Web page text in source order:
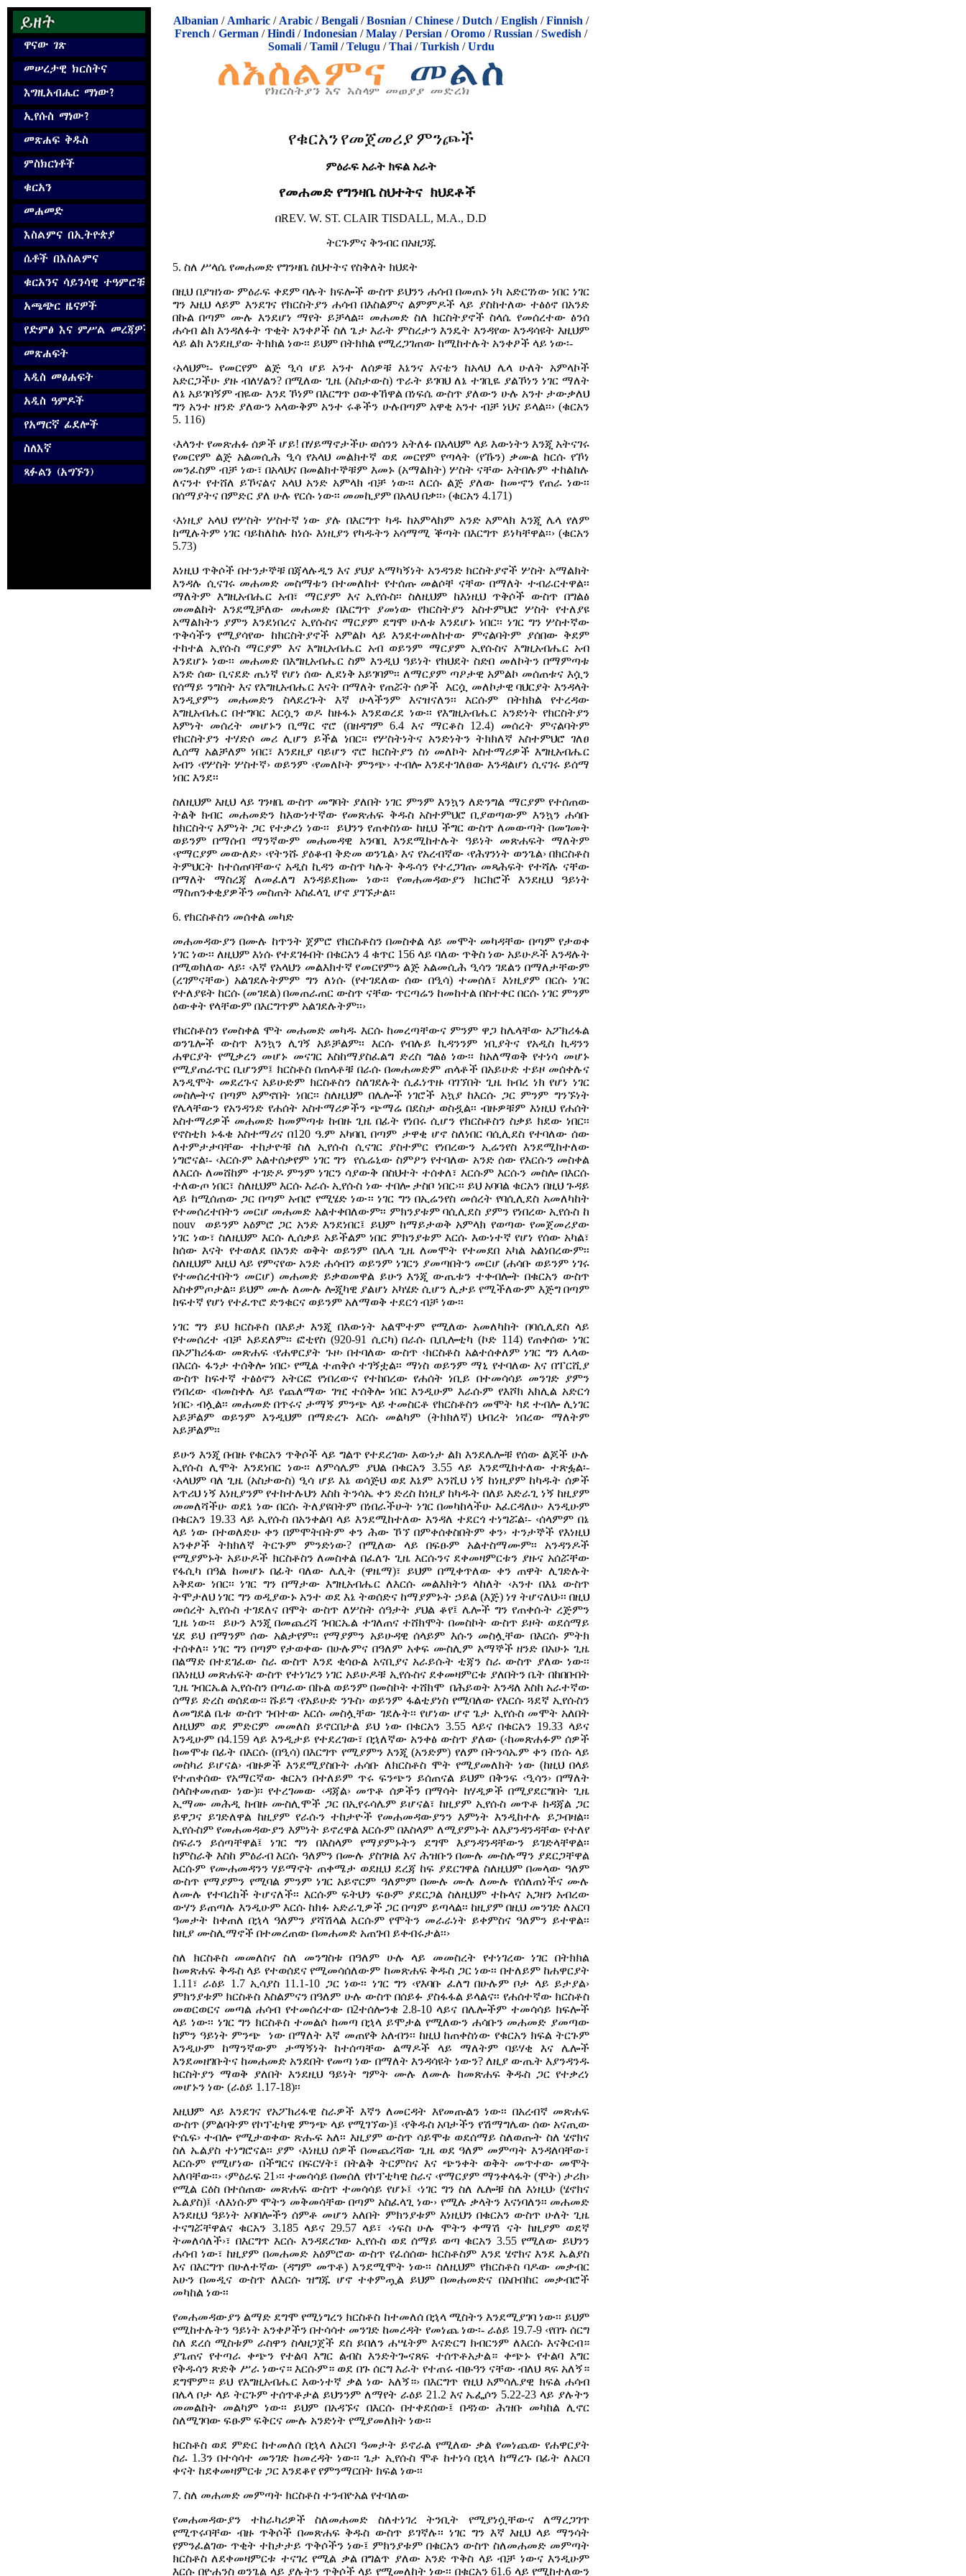
Albanian / Amharic / Arabic /Bengali /Bosnian /Chinese /Dutch /English /Finnish /
French /German /Hindi /Indonesian /Malay /Persian /Oromo /Russian /Swedish /
Somali/Tamil/Telugu /Thai/Turkish /Urdu
የቁርአን የመጀመሪያ ምንጮች
ምዕራፍ አራት ክፍል አራት
የመሐመድ የግንዛቤ ስህተትና ክህደቶች
በREV. W. ST. CLAIR TISDALL, M.A., D.D
ትርጉምና ቅንብር በአዘጋጁ
5. ስለ ሥላሴ የመሐመድ የግንዛቤ ስህተትና የስቅለት ክህደት
በዚህ በያዝነው ምዕራፍ ቀደም ባሉት ክፍሎች ውስጥ ይህንን ሐሳብ በመጠኑ ነካ አድርገነው ነበር ነገር
ግን እዚህ ላይም እንደገና የክርስትያን ሐሳብ በእስልምና ልምምዶች ላይ ያስከተለው ተፅዕኖ በአንድ
በኩል በጣም ሙሉ እንደሆነ ማየት ይቻላል፡፡ መሐመድ ስለ ክርስትያኖች ስላሴ የመሰረተው ፅንሰ
ሐሳብ ልክ እንዳለፉት ጥቂት አንቀፆች ስለ ጌታ እራት ምስረታን እንዴት እንዳየው እንዳሳዩት እዚህም
ላይ ልክ እንደዚያው ትክክል ነው፡፡ ይህም በትክክል የሚረጋገጠው ከሚከተሉት አንቀፆች ላይ ነው፡-
‹አላህም፡- የመርየም ልጅ ዒሳ ሆይ አንተ ለሰዎቹ እኔንና እናቴን ከአላህ ሌላ ሁለት አምላኮች
አድርጋችሁ ያዙ ብለሃልን? በሚለው ጊዜ (አስታውስ) ጥራት ይገባህ ለኔ ተገቢዬ ያልኾነን ነገር ማለት
ለኔ አይገባኝም ብዬው እንደ ኾነም በእርግጥ ዐውቀኸዋል በነፍሴ ውስጥ ያለውን ሁሉ አንተ ታውቃለህ
ግን አንተ ዘንድ ያለውን አላውቅም አንተ ሩቆችን ሁሉበጣም አዋቂ አንተ ብቻ ነህና ይላል፡፡› (ቁርአን
5. 116)
‹እላንተ የመጽሐፉ ሰዎች ሆይ! በሃይማኖታችሁ ወሰንን አትለፉ በአላህም ላይ እውነትን እንጂ አትናገሩ
የመርየም ልጅ አልመሲሕ ዒሳ የአላህ መልክተኛ ወደ መርየም የጣላት (የኹን) ቃሙል ከርሱ የኾነ
መንፈስም ብቻ ነው፣ በአላህና በመልክተኞቹም እመኑ (አማልክት) ሦስት ናቸው አትበሉም ተከልከሉ
ለናንተ የተሸለ ይኾናልና አላህ አንድ አምላክ ብቻ ነው፡፡ ለርሱ ልጅ ያለው ከመኆን የጠራ ነው፡፡
በሰማያትና በምድር ያለ ሁሉ የርሱ ነው፡፡ መመኪያም በአላህ በቃ፡፡› (ቁርአን 4.171)
‹እነዚያ አላህ የሦስት ሦስተኛ ነው ያሉ በእርግጥ ካዱ ከአምላክም አንድ አምላክ እንጂ ሌላ የለም
ከሚሉትም ነገር ባይከለከሉ ከነሱ እነዚያን የካዱትን አሳማሚ ቕጣት በእርግጥ ይነካቸዋል፡፡› (ቁርአን
5.73)
እነዚህ ጥቅሶች በተንታኞቹ በጃላሉዲን እና ያህያ አማካኝነት አንዳንድ ክርስትያኖች ሦስት አማልክት
እንዳሉ ሲናገሩ መሐመድ መስማቱን በተመለከተ የተሰጡ መልሶቸ ናቸው በማለት ተብራርተዋል፡፡
ማለትም እግዚአብሔር አብ፣ ማርያም እና ኢየሱስ፡፡ ስለዚህም ከእነዚህ ጥቅሶች ውስጥ በግልፅ
መመልከት እንደሚቻለው መሐመድ በእርግጥ ያመነው የክርስትያን አስተምህሮ ሦስት የተለያዩ
አማልክትን ያምን እንደነበረና ኢየሱስና ማርያም ደግሞ ሁለቱ እንደሆኑ ነበር፡፡ ነገር ግን ሦስተኛው
ጥቅሳችን የሚያሳየው ከክርስትያኖች አምልኮ ላይ እንደተመለከተው ምናልባትም ያሰበው ቅደም
ተከተል ኢየሱስ ማርያም እና እግዚአብሔር አብ ወይንም ማርያም ኢየሱስና እግዚአብሔር አብ
እንደሆኑ ነው፡፡ መሐመድ በእግዚአብሔር ስም እንዲህ ዓይነት የክህደት ስድበ መለኮትን በማምጣቱ
አንድ ሰው ቢናደድ ጤነኛ የሆነ ሰው ሊደነቅ አይገባም፡፡ ለማርያም ጣዖታዊ አምልኮ መሰጠቱና እሷን
የሰማይ ንግስት እና የእግዚአብሔር እናት በማለት የጠሯት ሰዎች እርሷ መለኮታዊ ባህርያት እንዳላት
እንዲያምን መሐመድን ስላደረጉት እኛ ሁላችንም እናዝናለን፡፡ እርሱም በትክክል የተረዳው
እግዚአብሔር በተግባር እርሷን ወዶ ከዙፋኑ እንደወረደ ነው፡፡ የእግዚአብሔር አንድነት የክርስትያን
እምነት መሰረት መሆኑን ቢማር ኖሮ (በዘዳግም 6.4 እና ማርቆስ 12.4) መሰረት ምናልባትም
የክርስትያን ተሃድሶ መሪ ሊሆን ይችል ነበር፡፡ የሦስትነትና አንድነትን ትክክለኛ አስተምህሮ ገለፀ
ሊሰማ አልቻለም ነበር፣ እንደዚያ ባይሆን ኖሮ ክርስትያን ስነ መለኮት አስተማሪዎች እግዚአብሔር
አብን ‹የሦስት ሦስተኛ› ወይንም ‹የመለኮት ምንጭ› ተብሎ እንደተገለፀው እንዳልሆነ ሲናገሩ ይሰማ
ነበር እንደ፡፡
ስለዚህም እዚህ ላይ ገንዛቤ ውስጥ መግባት ያለበት ነገር ምንም እንኳን ለድንግል ማርያም የተሰጠው
ትልቅ ክብር መሐመድን ከእውነተኛው የመጽሐፍ ቅዱስ አስተምህሮ ቢያወጣውም እንኳን ሐሳቡ
ከክርስትና እምነት ጋር የተቃረነ ነው፡፡ ይህንን የጠቀስነው ከዚህ ችግር ውስጥ ለመውጣት በመገመት
ወይንም በማሰብ ማንኛውም መሐመዳዊ አንባቢ እንደሚከተሉት ዓይነት መጽሐፍት ማለትም
‹የማርያም መውለድ› ‹የትንሹ ያዕቆብ ቅድመ ወንጌል› እና የአረብኛው ‹የሕፃንነት ወንጌል› በክርስቶስ
ትምህርት ከተሰጠባቸውና አዲስ ኪዳን ውስጥ ካሉት ቅዱሳን የተረጋገጡ መጻሕፍት የተሻሉ ናቸው
በማለት ማስረጃ ለመፈለግ እንዳይደክሙ ነው፡፡ የመሐመዳውያን ክርክሮች እንደዚህ ዓይነት
ማስጠንቀቂያዎችን መስጠት አስፈላጊ ሆኖ ያገኙታል፡፡
6. የክርስቶስን መሰቀል መካድ
መሐመዳውያን በሙሉ ከጥንት ጀምሮ የክርስቶስን በመስቀል ላይ መሞት መካዳቸው በጣም የታወቀ
ነገር ነው፡፡ ለዚህም እነሱ የተደገፉበት በቁርአን 4 ቁጥር 156 ላይ ባለው ጥቅስ ነው አይሁዶች እንዳሉት
በሚወክለው ላይ፡ ‹እኛ የአላህን መልእክተኛ የመርየምን ልጅ አልመሲሕ ዒሳን ገደልን በማለታቸውም
(ረገምናቸው) አልገደሉትምም ግን ለነሱ (የተገደለው ሰው በዒሳ) ተመሰለ፣ እነዚያም በርሱ ነገር
የተለያዩት ከርሱ (መገደል) በመጠራጠር ውስጥ ናቸው ጥርጣሬን ከመከተል በስተቀር በርሱ ነገር ምንም
ዕውቀት የላቸውም በእርግጥም አልገደሉትም፡፡›
የክርስቶስን የመስቀል ሞት መሐመድ መካዱ እርሱ ከመረጣቸውና ምንም ዋጋ ከሌላቸው አፖክሪፋል
ወንጌሎች ውስጥ እንኳን ሊገኝ አይቻልም፡፡ እርሱ የብሉይ ኪዳንንም ነቢያትና የአዲስ ኪዳንን
ሐዋርያት የሚቃረን መሆኑ መናገር እስከማያስፈልግ ድረስ ግልፅ ነው፡፡ ከአለማወቅ የተነሳ መሆኑ
የሚያጠራጥር ቢሆንም፤ ክርስቶስ በጠላቶቹ በራሱ በመሐመድም ጠላቶች በአይሁድ ተይዞ መሰቀሉና
እንዲሞት መደረጉና አይሁድም ክርስቶስን ስለገደሉት ሲፈነጥዙ ባገኘበት ጊዜ ክብረ ነክ የሆነ ነገር
መስሎትና በጣም አምኖበት ነበር፡፡ ስለዚህም በሌሎች ነገሮች አኳያ ከእርሱ ጋር ምንም ግንኙነት
የሌላቸውን የአንዳንድ የሐሰት አስተማሪዎችን ጭማሬ በደስታ ወስዷል፡፡ ብዙዎቹም እነዚህ የሐሰት
አስተማሪዎች መሐመድ ከመምጣቱ ከብዙ ጊዜ በፊት የነበሩ ሲሆን የክርስቶስን ስቃይ ክደው ነበር፡፡
የኖስቲክ ኑፋቄ አስተማሪና በ120 ዓ.ም አካባቢ በጣም ታዋቂ ሆኖ ስለነበር ባሲሊደስ የተባለው ሰው
ለተምታታባቸው ተከታዮቹ ስለ ኢየሱስ ሲናገር ያስተምር የነበረውን ኢሬንየስ እንደሚከተለው
ነግሮናል፡- ‹እርሱም አልተሰቃየም ነገር ግን የሴሬኒው ስምዖን የተባለው አንድ ሰው የእርሱን መስቀል
ለእርሱ ለመሸከም ተገድዶ ምንም ነገርን ሳያውቅ በስህተት ተሰቀለ፣ እርሱም እርሱን መስሎ በእርሱ
ተለውጦ ነበር፣ ስለዚህም እርሱ እራሱ ኢየሱስ ነው ተበሎ ታስቦ ነበር›፡፡ ይህ አባባል ቁርአን በዚህ ጉዳይ
ላይ ከሚሰጠው ጋር በጣም አብሮ የሚሄድ ነው፡፡ ነገር ግን በኢሬንየስ መሰረት የባሲሊደስ አመለካከት
የተመሰረተበትን መርሆ መሐመድ አልተቀበለውም፡፡ ምክንያቱም ባሲሊደስ ያምን የነበረው ኢየሱስ ከ
nouv
ወይንም አዕምሮ ጋር አንድ እንደነበር፤ ይህም ከማይታወቅ አምላክ የወጣው የመጀመሪያው
ነገር ነው፣ ስለዚህም እርሱ ሊሰቃይ አይችልም ነበር ምክንያቱም እርሱ እውነተኛ የሆነ የሰው አካል፣
ከሰው እናት የተወለደ በአንድ ወቅት ወይንም በሌላ ጊዜ ለመሞት የተመደበ አካል አልነበረውም፡፡
ስለዚህም እዚህ ላይ የምናየው አንድ ሐሳብን ወይንም ነገርን ያመጣበትን መርሆ (ሐሳቡ ወይንም ነገሩ
የተመሰረተበትን መርሆ) መሐመድ ይቃወመዋል ይሁን እንጂ ውጤቱን ተቀብሎት በቁርአን ውስጥ
አስቀምጦታል፡፡ ይህም ሙሉ ለሙሉ ሎጂካዊ ያልሆነ አካሄድ ሲሆን ሊታይ የሚችለውም እጅግ በጣም
ከፍተኛ የሆነ የተፈጥሮ ድንቁርና ወይንም አለማወቅ ተደርጎ ብቻ ነው፡፡
ነገር ግን ይህ ክርስቶስ በእይታ እንጂ በእውነት አልሞተም የሚለው አመለካከት በባሲሊደስ ላይ
የተመሰረተ ብቻ አይደለም፡፡ ፎቲየስ (920-91 ሲርካ) በራሱ ቢቢሎቲካ (ኮድ 114) የጠቀሰው ነገር
በኦፖክሪፋው መጽሐፍ ‹የሐዋርያት ጉዞ› በተባለው ውስጥ ‹ክርስቶስ አልተሰቀለም ነገር ግን ሌላው
በእርሱ ፋንታ ተሰቅሎ ነበር› የሚል ተጠቅሶ ተገኝቷል፡፡ ማነስ ወይንም ማኒ የተባለው እና በፐርሺያ
ውስጥ ከፍተኛ ተፅዕኖን አትርፎ የነበረውና የተከበረው የሐሰት ነቢይ በተመሳሳይ መንገድ ያምን
የነበረው ‹በመስቀሉ ላይ የጨለማው ገዢ ተሰቅሎ ነበር እንዲሁም እራሱም የእሾክ አክሊል አድርጎ
ነበር› ብሏል፡፡ መሐመድ በጥሩና ታማኝ ምንጭ ላይ ተመስርቶ የክርስቶስን መሞት ካደ ተብሎ ሊነገር
አይቻልም ወይንም እንዲህም በማድረጉ እርሱ መልካም (ትክክለኛ) ህብረት ነበረው ማለትም
አይቻልም፡፡
ይሁን እንጂ በብዙ የቁርአን ጥቅሶች ላይ ግልጥ የተደረገው እውነታ ልክ እንደሌሎቹ የሰው ልጆች ሁሉ
ኢየሱስ ሊሞት እንደነበር ነው፡፡ ለምሳሌም ያህል በቁርአን 3.55 ላይ እንደሚከተለው ተጽፏል፡-
‹አላህም ባለ ጊዜ (አስታውስ) ዒሳ ሆይ እኔ ወሳጅህ ወደ እኔም አንሺህ ነኝ ከነዚያም ከካዱት ሰዎች
አጥሪህ ነኝ እነዚያንም የተከተሉህን እስከ ትንሳኤ ቀን ድረስ ከነዚያ ከካዱት በለይ አድራጊ ነኝ ከዚያም
መመለሻችሁ ወደኔ ነው በርሱ ትለያዩበትም በነበራችሁት ነገር በመካከላችሁ እፈርዳለሁ› እንዲሁም
በቁርአን 19.33 ላይ ኢየሱስ በአንቀልባ ላይ እንደሚከተለው እንዳለ ተደርጎ ተነግሯል፡- ‹ሰላምም በኔ
ላይ ነው በተወለድሁ ቀን በምሞትበትም ቀን ሕው ኾኘ በምቀሰቀስበትም ቀን› ተንታኞች የእነዚህ
አንቀፆች ትክክለኛ ትርጉም ምንድነው? በሚለው ላይ በፍፁም አልተስማሙም፡፡ አንዳንዶች
የሚያምኑት አይሁዶች ክርስቶስን ለመስቀል በፈለጉ ጊዜ እርሱንና ደቀመዛምርቱን ያዙና አሰሯቸው
የፋሲካ በዓል ከመሆኑ በፊት ባለው ሌሊት (ዋዜማ)፣ ይህም በሚቀጥለው ቀን ጠዋት ሊገድሉት
አቅደው ነበር፡፡ ነገር ግን በማታው እግዚአብሔር ለእርሱ መልእክትን ላከለት ‹አንተ በእኔ ውስጥ
ትሞታለህ ነገር ግን ወዲያውኑ አንተ ወደ እኔ ትወሰድና ከማያምኑት ኃይል (እጅ) ነፃ ትሆናለህ›፡፡ በዚህ
መሰረት ኢየሱስ ተገደለና በሞት ውስጥ ለሦስት ሰዓታት ያህል ቆየ፤ ሌሎች ግን የጠቀሱት ረጅምን
ጊዜ ነው፡፡ ይሁን እንጂ በመጨረሻ ገብርኤል ተገለጠና ተሸክሞት በመስኮት ውስጥ ይዞት ወደሰማይ
ሄደ ይህ በማንም ሰው አልታየም፡፡ የማያምን አይሁዳዊ ሰላይም እሱን መስሏቸው በእርሱ ምትክ
ተሰቀለ፡፡ ነገር ግን በጣም የታወቀው በሁሉምና በዓለም አቀፍ ሙስሊም አማኞች ዘንድ በአሁኑ ጊዜ
በልማድ በተደገፈው ስራ ውስጥ እንደ ቂሳዑል አናቢያና አራይሱት ቲጃን ስራ ውስጥ ያለው ነው፡፡
በእነዚህ መጽሐፍት ውስጥ የተነገረን ነገር አይሁዶቹ ኢየሱስና ደቀመዛምርቱ ያለበትን ቤት በከበቡበት
ጊዜ ገብርኤል ኢየሱስን በጣራው በኩል ወይንም በመስኮት ተሸክሞ በሕይወት እንዳለ እስከ አራተኛው
ሰማይ ድረስ ወሰደው፡፡ ሹይግ ‹የአይሁድ ንጉስ› ወይንም ፋልቲያነስ የሚባለው የእርሱ ጓደኛ ኢየሱስን
ለመግደል ቤቱ ውስጥ ገብተው እርሱ መስሏቸው ገደሉት፡፡ የሆነው ሆኖ ጌታ ኢየሱስ መሞት አለበት
ለዚህም ወደ ምድርም መመለስ ይኖርበታል ይህ ነው በቁርአን 3.55 ላይና በቁርአን 19.33 ላይና
እንዲሁም በ4.159 ላይ እንዲታይ የተደረገው፣ በኋለኛው አንቀፅ ውስጥ ያለው (‹ከመጽሐፉም ሰዎች
ከመሞቱ በፊት በእርሱ (በዒሳ) በእርግጥ የሚያምን እንጂ (አንድም) የለም በትንሳኤም ቀን በነሱ ላይ
መስካሪ ይሆናል› ብዙዎች እንደሚያስቡት ሐሳቡ ለክርስቶስ ሞት የሚያመለክት ነው (ከዚህ በላይ
የተጠቀሰው የአማርኛው ቁርአን በተለይም ጥሩ ፍንጭን ይሰጠናል ይህም በቅንፍ ‹ዒሳን› በማለት
ስላስቀመጠው ነው)፡፡የተረገመው ‹ዳጃል› መጥቶ ሰዎችን በማሳት ከሃዲዎች በሚያደርግበት ጊዜ
ኢማሙ መሕዲ ከብዙ ሙስሊሞች ጋር በኢየሩሳሌም ይሆናል፣ ከዚያም ኢየሱስ መጥቶ ከዳጃል ጋር
ይዋጋና ይገድለዋል ከዚያም የራሱን ተከታዮች የመሐመዳውያንን እምነት እንዲከተሉ ይጋብዛል፡፡
ኢየሱስም የመሐመዳውያን እምነት ይኖረዋል እርሱም በእስላም ለሚያምኑት ለእያንዳንዳቸው የተለየ
ስፍራን ይሰጣቸዋል፤ ነገር ግን በእስላም የማያምኑትን ደግሞ እያንዳንዳቸውን ይገድላቸዋል፡፡
ከምስራቅ እስከ ምዕራብ እርሱ ዓለምን በሙሉ ያስገዛል እና ሕዝቡን በሙሉ ሙስሉማን ያደርጋቸዋል
እርሱም የሙሐመዳንን ሃይማኖት ጠቀሜታ ወደዚህ ደረጃ ከፍ ያደርገዋል ስለዚህም በመላው ዓለም
ውስጥ የማያምን የሚባል ምንም ነገር አይኖርም ዓለምም በሙሉ ሙሉ ለሙሉ የሰለጠነችና ሙሉ
ለሙሉ የተባረከች ትሆናለች፡፡ እርሱም ፍትህን ፍፁም ያደርጋል ስለዚህም ተኩላና አጋዘን አብረው
ውሃን ይጠጣሉ እንዲሁም እርሱ ከክፉ አድራጊዎች ጋር በጣም ይጣላል፡፡ ከዚያም በዚህ መንገድ ለአርባ
ዓመታት ከቀጠለ በኋላ ዓለምን ያሻሽላል እርሱም የሞትን መራራነት ይቀምስና ዓለምን ይተዋል፡፡
ከዚያ ሙስሊማኖች በተመረጠው በመሐመድ አጠገብ ይቀብሩታል፡፡›
ስለ ክርስቶስ መመለስና ስለ መንግስቱ በዓለም ሁሉ ላይ መመስረት የተነገረው ነገር በትክክል
ከመጽሐፍ ቅዱስ ላይ የተወሰደና የሚመሳሰለውም ከመጽሐፍ ቅዱስ ጋር ነው፡፡ በተለይም ከሐዋርያት
1.11፣ ራዕይ 1.7 ኢሳያስ 11.1-10 ጋር ነው፡፡ ነገር ግን ‹የእባቡ ፈለግ በሁሉም ቦታ ላይ ይታያል›
ምክንያቱም ክርስቶስ እስልምናን በዓለም ሁሉ ውስጥ በሰይፉ ያስፋፋል ይላልና፡፡ የሐሰተኛው ክርስቶስ
መወርወርና መጣል ሐሳብ የተመሰረተው በ2ተሰሎንቄ 2.8-10 ላይና በሌሎችም ተመሳሳይ ክፍሎች
ላይ ነው፡፡ ነገር ግን ክርስቶስ ተመልሶ ከመጣ በኋላ ይሞታል የሚለውን ሐሳቡን መሐመድ ያመጣው
ከምን ዓይነት ምንጭ ነው በማለት እኛ መጠየቅ አለብን፡፡ ከዚህ ከጠቀስነው የቁርአን ክፍል ትርጉም
እንዲሁም ከማንኛውም ታማኝነት ከተሰጣቸው ልማዶች ላይ ማለትም ባይሃቂ እና ሌሎች
እንደመዘገቡትና ከመሐመድ አንደበት የመጣ ነው በማለት እንዳሳዩት ነውን? ለዚያ ውጤት እያንዳንዱ
ክርስትያን ማወቅ ያለበት እንደዚህ ዓይነት ግምት ሙሉ ለሙሉ ከመጽሐፍ ቅዱስ ጋር የተቃረነ
መሆኑን ነው (ራዕይ 1.17-18)፡፡
እዚህም ላይ እንደገና የአፖክሪፋዊ ስራዎች እኛን ለመርዳት እየመጡልን ነው፡፡ በአረብኛ መጽሐፍ
ውስጥ (ምልባትም የኮፕቲካዊ ምንጭ ላይ የሚገኘው)፤ ‹የቅዱስ አባታችን የሽማግሌው ሰው አናጢው
ዮሴፍ› ተብሎ የሚታወቀው ጽሑፍ አለ፡፡ እዚያም ውስጥ ሳይሞቱ ወደሰማይ ስለወጡት ስለ ሄኖክና
ስለ ኤልያስ ተነግሮናል፡፡ ያም ‹እነዚህ ሰዎች በመጨረሻው ጊዜ ወደ ዓለም መምጣት እንዳለባቸው፣
እርሱም የሚሆነው በችግርና በፍርሃት፣ በትልቅ ትርምስና እና ጭንቀት ወቅት መጥተው መሞት
አለባቸው፡፡› ‹ምዕራፍ 21›፡፡ ተመሳሳይ በመሰለ የኮፕቲካዊ ስራና ‹የማርያም ማንቀላፋት (ሞት) ታሪክ›
የሚል ርዕስ በተሰጠው መጽሐፍ ውስጥ ተመሳሳይ የሆኑ፤ ‹ነገር ግን ስለ ሌሎቹ ስለ እነዚህ› (ሄኖክና
ኤልያስ)፤ ‹ለእነሱም ሞትን መቅመሳቸው በጣም አስፈላጊ ነው› የሚሉ ቃላትን እናነባለን፡፡ መሐመድ
እንደዚህ ዓይነት አባባሎችን ሰምቶ መሆን አለበት ምክንያቱም እነዚህን በቁርአን ውስጥ ሁለት ጊዜ
ተናግሯቸዋልና ቁርአን 3.185 ላይና 29.57 ላይ፣ ‹ነፍስ ሁሉ ሞትን ቀማሽ ናት ከዚያም ወደኛ
ትመለሳለች›፣ በእርግጥ እርሱ እንዳደረገው ኢየሱስ ወደ ሰማይ ወጣ ቁርአን 3.55 የሚለው ይህንን
ሐሳብ ነው፣ ከዚያም በመሐመድ አዕምሮው ውስጥ የፈሰሰው ክርስቶስም እንደ ሄኖክና እንደ ኤልያስ
እና በእርግጥ በሁለተኛው (ዳግም መጥቶ) እንደሚሞት ነው፡፡ ስለዚህም የክርስቶስ ባዶው መቃብር
አሁን በመዲና ውስጥ ለእርሱ ዝግጁ ሆኖ ተቀምጧል ይህም በመሐመድና በአቡበከር መቃብሮች
መካከል ነው፡፡
የመሐመዳውያን ልማድ ደግሞ የሚነግረን ክርስቶስ ከተመለሰ በኋላ ሚስትን እንደሚያገባ ነው፡፡ ይህም
የሚከተሉትን ዓይነት አንቀፆችን በተሳሳተ መንገድ ከመረዳት የመነጨ ነው፡- ራዕይ 19.7-9 ‹የበጉ ሰርግ
ስለ ደረሰ ሚስቱም ራስዋን ስላዘጋጀች ደስ ይበለን ሐሤትም እናድርግ ክብርንም ለእርሱ እናቅርብ።
ያጌጠና የተጣራ ቀጭን የተልባ እግር ልብስ እንድትጐናጸፍ ተሰጥቶአታል። ቀጭኑ የተልባ እግር
የቅዱሳን ጽድቅ ሥራ ነውና። እርሱም። ወደ በጉ ሰርግ እራት የተጠሩ ብፁዓን ናቸው ብለህ ጻፍ አለኝ።
ደግሞም። ይህ የእግዚአብሔር እውነተኛ ቃል ነው አለኝ።› በእርግጥ የዚህ አምሳሌያዊ ክፍል ሐሳብ
በሌላ ቦታ ላይ ትርጉም ተሰጥቶታል ይህንንም ለማየት ራዕይ 21.2 እና ኤፌሶን 5.22-23 ላይ ያሉትን
መመልከት መልካም ነው፡፡ ይህም በአዳኙና በእርሱ በተቀደሰው፤ በዳነው ሕዝቡ መካከል ሊኖር
ስለሚገባው ፍፁም ፍቅርና ሙሉ አንድነት የሚያመለክት ነው፡፡
ክርስቶስ ወደ ምድር ከተመለሰ በኋላ ለአርባ ዓመታት ይኖራል የሚለው ቃል የመነጨው የሐዋርያት
ስራ 1.3ን በተሳሳተ መንገድ ከመረዳት ነው፡፡ ጌታ ኢየሱስ ሞቶ ከተነሳ በኋላ ከማረጉ በፊት ለአርባ
ቀናት ከደቀመዛምርቱ ጋር እንደቆየ የምንማርበት ክፍል ነው፡፡
7. ስለ መሐመድ መምጣት ክርስቶስ ተንብዮአል የተባለው
የመሐመዳውያን ተከራካሪዎች ስለመሐመድ ስለተነገረ ትንቢት የሚያነሷቸውና ለማረጋገጥ
የሚጥሩባቸው ብዙ ጥቅሶች በመጽሐፍ ቅዱስ ውስጥ ይገኛሉ፡፡ ነገር ግን እኛ እዚህ ላይ ማንሳት
የምንፈልገው ጥቂት ተከታታይ ጥቅሶችን ነው፤ ምክንያቱም በቁርአን ውስጥ ስለመሐመድ መምጣት
ክርስቶስ ለደቀመዛምርቱ ተናገረ የሚል ቃል በግልጥ ያለው አንድ ጥቅስ ላይ ብቻ ነውና እንዲሁም
እርሱ በዮሐንስ ወንጌል ላይ ያሉትን ጥቅሶች ላይ የሚመለከት ነው፡፡ በቁርአን 61.6 ላይ የሚከተለውን